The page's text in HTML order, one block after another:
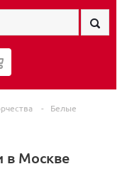
0
-
Белые
в Москве